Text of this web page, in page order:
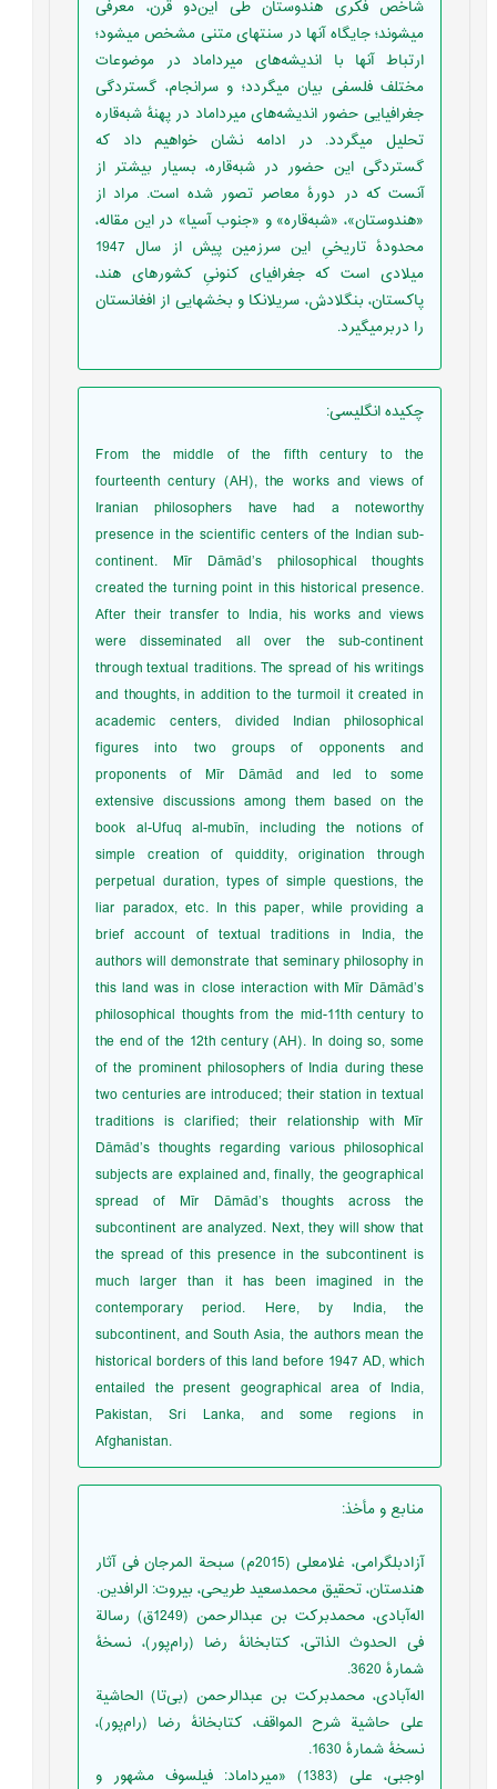
شاخص فکری هندوستان طی این‌دو قرن، معرفی
میشوند؛ جایگاه آنها در سنتهای متنی مشخص میشود؛
ارتباط آنها با اندیشه‌های میرداماد در موضوعات
مختلف فلسفی بیان میگردد؛ و سرانجام، گستردگی
جغرافیایی حضور اندیشه‌های میرداماد در پهنۀ شبه‌قاره
تحلیل میگردد. در ادامه نشان خواهیم داد که
گستردگی این حضور در شبه‌قاره، بسیار بیشتر از
آنست که در دورۀ معاصر تصور شده است. مراد از
«هندوستان»، «شبه‌قاره» و «جنوب آسیا» در این مقاله،
محدودۀ تاریخیِ این سرزمین پیش از سال 1947
میلادی است که جغرافیای کنونیِ کشورهای هند،
پاکستان، بنگلادش، سریلانکا و بخشهایی از افغانستان
را دربرمیگیرد.
چکیده انگلیسی:
From the middle of the fifth century to the
fourteenth century (AH), the works and views of
Iranian philosophers have had a noteworthy
presence in the scientific centers of the Indian sub-
continent. Mīr Dāmād’s philosophical thoughts
created the turning point in this historical presence.
After their transfer to India, his works and views
were disseminated all over the sub-continent
through textual traditions. The spread of his writings
and thoughts, in addition to the turmoil it created in
academic centers, divided Indian philosophical
figures into two groups of opponents and
proponents of Mīr Dāmād and led to some
extensive discussions among them based on the
book al-Ufuq al-mubīn, including the notions of
simple creation of quiddity, origination through
perpetual duration, types of simple questions, the
liar paradox, etc. In this paper, while providing a
brief account of textual traditions in India, the
authors will demonstrate that seminary philosophy in
this land was in close interaction with Mīr Dāmād’s
philosophical thoughts from the mid-11th century to
the end of the 12th century (AH). In doing so, some
of the prominent philosophers of India during these
two centuries are introduced; their station in textual
traditions is clarified; their relationship with Mīr
Dāmād’s thoughts regarding various philosophical
subjects are explained and, finally, the geographical
spread of Mīr Dāmād’s thoughts across the
subcontinent are analyzed. Next, they will show that
the spread of this presence in the subcontinent is
much larger than it has been imagined in the
contemporary period. Here, by India, the
subcontinent, and South Asia, the authors mean the
historical borders of this land before 1947 AD, which
entailed the present geographical area of India,
Pakistan, Sri Lanka, and some regions in
Afghanistan.
منابع و مأخذ:
آزاد‌بلگرامی، غلامعلی (2015م) سبحة‌ المرجان فی آثار
هندستان، تحقیق محمدسعید طریحی، بیروت: الرافدین.‬
‏‫‏‫‏‫اله‌آبادی، محمدبرکت بن عبدالرحمن (1249ق) رسالة
فی الحدوث الذاتی، کتابخانۀ رضا (رام‌پور)، نسخۀ
شمارۀ 3620.
اله‌آبادی، محمدبرکت بن عبدالرحمن (بی‌تا) الحاشیة
علی حاشیة شرح المواقف، کتابخانۀ رضا (رام‌پور)،
نسخۀ شمارۀ 1630.‬
اوجبی، علی (1383) «میرداماد: فیلسوف مشهور و